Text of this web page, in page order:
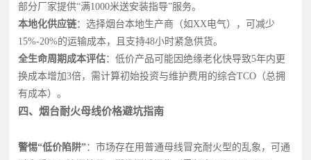
部分厂家提供“满1000米送安装指导”服务。
本地化供应链：选择烟台本地生产商（如XX电气），可减少
15%-20%的运输成本，且支持48小时紧急供货。
全生命周期成本评估：低价产品可能因绝缘老化快导致5年内更
换成本增加3倍，需计算初始投资与维护费用的综合TCO（总拥
有成本）。
四、烟台耐火母线价格避坑指南
警惕“低价陷阱”：市场存在用普通母线冒充耐火型的乱象，可通